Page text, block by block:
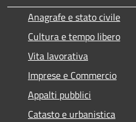
Anagrafe e stato civile
Cultura e tempo libero
Vita lavorativa
Imprese e Commercio
Appalti pubblici
Catasto e urbanistica